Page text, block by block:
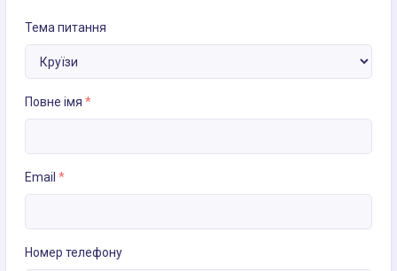
Тема питання
Повне імя *
Email *
Номер телефону